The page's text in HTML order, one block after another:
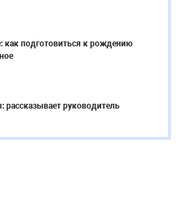
как подготовиться к рождению
рассказывает руководитель